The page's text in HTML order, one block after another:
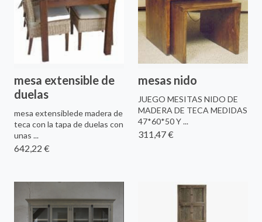
mesa extensible de
duelas
mesa extensiblede madera de
teca con la tapa de duelas con
unas ...
642,22 €
mesas nido
JUEGO MESITAS NIDO DE
MADERA DE TECA MEDIDAS
47*60*50 Y ...
311,47 €